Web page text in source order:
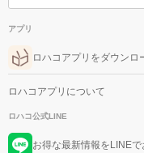
アプリ
ロハコアプリをダウンロ
ロハコアプリについて
ロハコ公式LINE
お得な最新情報をLINE